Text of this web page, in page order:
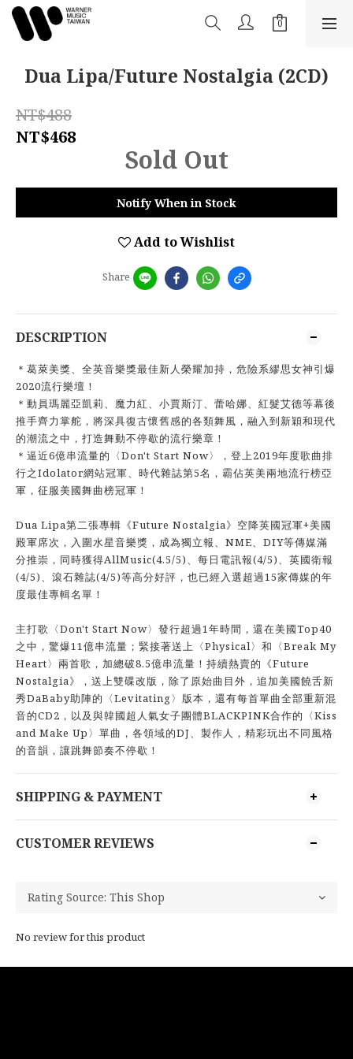
Dua Lipa/Future Nostalgia (2CD)
NT$488
NT$468
Sold Out
Notify When in Stock
Add to Wishlist
Share
DESCRIPTION
＊葛萊美獎、全英音樂獎最佳新人榮耀加持，危險系繆思女神引爆
2020流行樂壇！
＊動員瑪麗亞凱莉、魔力紅、小賈斯汀、蕾哈娜、紅髮艾德等幕後
推手齊力掌舵，將深具復古懷舊感的各類舞風，融入到新穎和現代
的潮流之中，打造舞動不停歇的流行樂章！
＊逼近6億串流量的〈Don't Start Now〉，登上2019年度歌曲排
行之Idolator網站冠軍、時代雜誌第5名，霸佔英美兩地流行榜亞
軍，征服美國舞曲榜冠軍！
Dua Lipa第二張專輯《Future Nostalgia》空降英國冠軍+美國
殿軍席次，入圍水星音樂獎，成為獨立報、NME、DIY等傳媒滿
分推崇，同時獲得AllMusic(4.5/5)、每日電訊報(4/5)、英國衛報
(4/5)、滾石雜誌(4/5)等高分好評，也已經入選超過15家傳媒的年
度最佳專輯名單！
主打歌〈Don't Start Now〉發行超過1年時間，還在美國Top40
之中，驚爆11億串流量；緊接著送上〈Physical〉和〈Break My
Heart〉兩首歌，加總破8.5億串流量！持續熱賣的《Future
Nostalgia》，送上雙碟改版，除了原始曲目外，追加美國饒舌新
秀DaBaby助陣的〈Levitating〉版本，還有每首單曲全部重新混
音的CD2，以及與韓國超人氣女子團體BLACKPINK合作的〈Kiss
and Make Up〉單曲，各領域的DJ、製作人，精彩玩出不同風格
的音韻，讓跳舞節奏不停歇！
SHIPPING & PAYMENT
CUSTOMER REVIEWS
No review for this product